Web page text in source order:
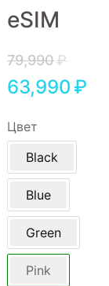
eSIM
79,990₽
63,990₽
Цвет
Black
Blue
Green
Pink